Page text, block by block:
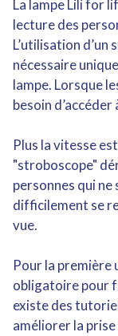
La lampe Lili for
lecture des
L’utilisation d’un
nécessaire
lampe. Lorsque
besoin d’accéder
Plus la vitesse
"stroboscope"
personnes qui
difficilement se
vue.
Pour la première
obligatoire pour
existe des
améliorer la prise